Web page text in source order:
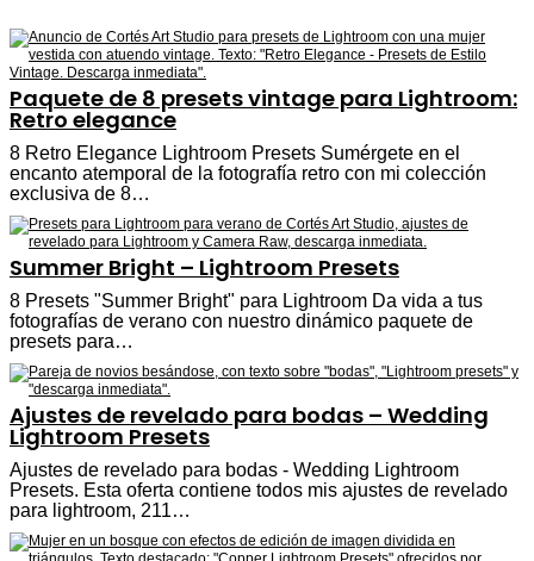
Paquete de 8 presets vintage para Lightroom:
Retro elegance
8 Retro Elegance Lightroom Presets Sumérgete en el
encanto atemporal de la fotografía retro con mi colección
exclusiva de 8…
Summer Bright – Lightroom Presets
8 Presets "Summer Bright" para Lightroom Da vida a tus
fotografías de verano con nuestro dinámico paquete de
presets para…
Ajustes de revelado para bodas – Wedding
Lightroom Presets
Ajustes de revelado para bodas - Wedding Lightroom
Presets. Esta oferta contiene todos mis ajustes de revelado
para lightroom, 211…